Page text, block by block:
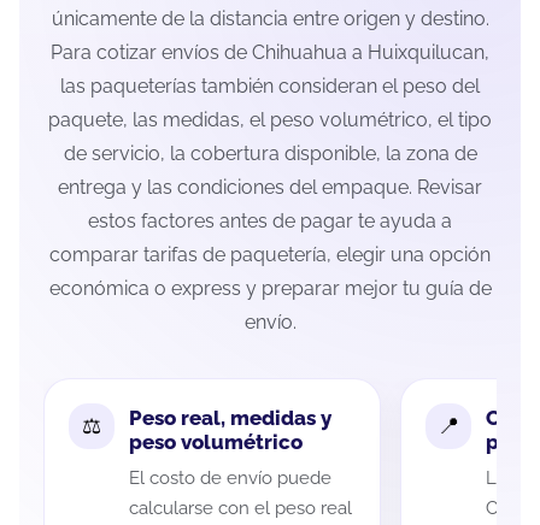
únicamente de la distancia entre origen y destino.
Para cotizar envíos de Chihuahua a Huixquilucan,
las paqueterías también consideran el peso del
paquete, las medidas, el peso volumétrico, el tipo
de servicio, la cobertura disponible, la zona de
entrega y las condiciones del empaque. Revisar
estos factores antes de pagar te ayuda a
comparar tarifas de paquetería, elegir una opción
económica o express y preparar mejor tu guía de
envío.
Peso real, medidas y
peso volumétrico
El costo de envío puede
calcularse con el peso real
La